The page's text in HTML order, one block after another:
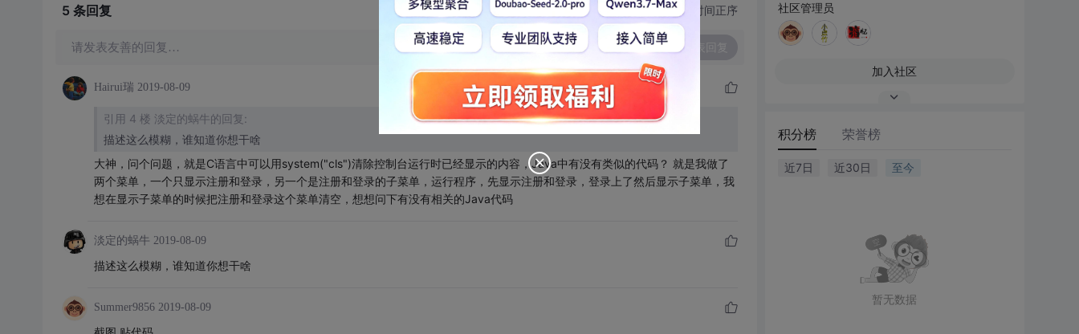
5 条回复 切换为时间正序
请发表友善的回复… 发表回复
Hairui瑞 2019-08-09
引用 4 楼 淡定的蜗牛的回复:
描述这么模糊，谁知道你想干啥
大神，问个问题，就是C语言中可以用system("cls")清除控制台运行时已经显示的内容，Java中有没有类似的代码？ 就是我做了
两个菜单，一个只显示注册和登录，另一个是注册和登录的子菜单，运行程序，先显示注册和登录，登录上了然后显示子菜单，我
想在显示子菜单的时候把注册和登录这个菜单清空，想想问下有没有相关的Java代码
淡定的蜗牛 2019-08-09
描述这么模糊，谁知道你想干啥
Summer9856 2019-08-09
社区管理员
加入社区
积分榜 荣誉榜
近7日 近30日 至今
暂无数据